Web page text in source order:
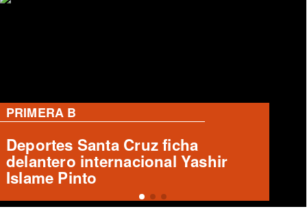
PRIMERA B
Deportes Temuco presenta a Luis
Casanova, nuevo refuerzo